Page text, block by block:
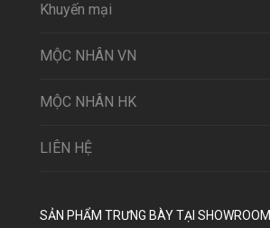
Khuyến mại
MỘC NHÂN VN
MỘC NHÂN HK
LIÊN HỆ
SẢN PHẨM TRƯNG BÀY TẠI SHOWROOM